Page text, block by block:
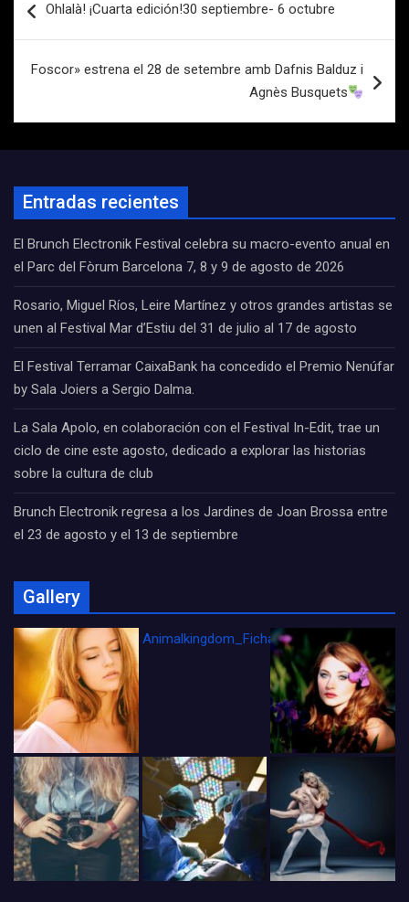
de
Ohlalà! ¡Cuarta edición!30 septiembre- 6 octubre
Foscor» estrena el 28 de setembre amb Dafnis Balduz i
Agnès Busquets
Entradas recientes
El Brunch Electronik Festival celebra su macro-evento anual en
el Parc del Fòrum Barcelona 7, 8 y 9 de agosto de 2026
Rosario, Miguel Ríos, Leire Martínez y otros grandes artistas se
unen al Festival Mar d’Estiu del 31 de julio al 17 de agosto
El Festival Terramar CaixaBank ha concedido el Premio Nenúfar
by Sala Joiers a Sergio Dalma.
La Sala Apolo, en colaboración con el Festival In-Edit, trae un
ciclo de cine este agosto, dedicado a explorar las historias
sobre la cultura de club
Brunch Electronik regresa a los Jardines de Joan Brossa entre
el 23 de agosto y el 13 de septiembre
Gallery
Animalkingdom_FichaCine